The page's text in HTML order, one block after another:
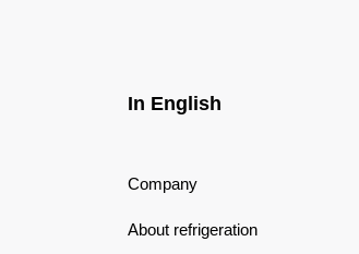
In English
Company
About refrigeration